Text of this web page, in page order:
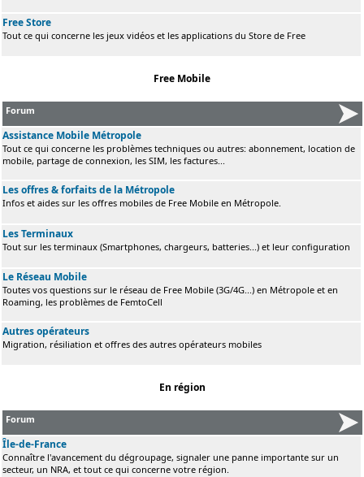
Free Store
Tout ce qui concerne les jeux vidéos et les applications du Store de Free
Free Mobile
Forum
Assistance Mobile Métropole
Tout ce qui concerne les problèmes techniques ou autres: abonnement, location de
mobile, partage de connexion, les SIM, les factures...
Les offres & forfaits de la Métropole
Infos et aides sur les offres mobiles de Free Mobile en Métropole.
Les Terminaux
Tout sur les terminaux (Smartphones, chargeurs, batteries...) et leur configuration
Le Réseau Mobile
Toutes vos questions sur le réseau de Free Mobile (3G/4G...) en Métropole et en
Roaming, les problèmes de FemtoCell
Autres opérateurs
Migration, résiliation et offres des autres opérateurs mobiles
En région
Forum
Île-de-France
Connaître l'avancement du dégroupage, signaler une panne importante sur un
secteur, un NRA, et tout ce qui concerne votre région.